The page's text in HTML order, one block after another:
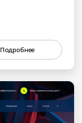
Подробнее